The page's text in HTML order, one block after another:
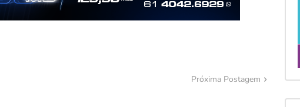
Próxima Postagem